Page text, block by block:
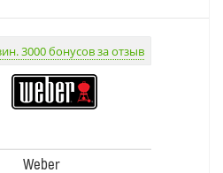
3000 бонусов за отзыв
Weber